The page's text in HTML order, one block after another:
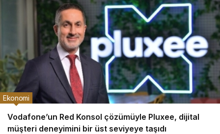
Vodafone’un Red Konsol çözümüyle Pluxee, dijital
müşteri deneyimini bir üst seviyeye taşıdı
Ekonomi